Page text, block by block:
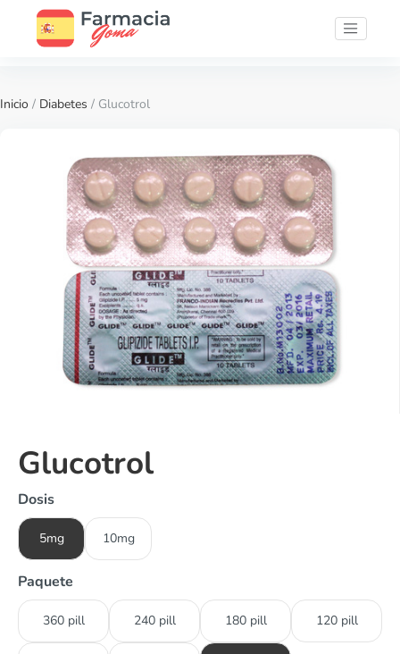
Inicio / Diabetes / Glucotrol
Glucotrol
Dosis
5mg 10mg
Paquete
360 pill 240 pill 180 pill 120 pill